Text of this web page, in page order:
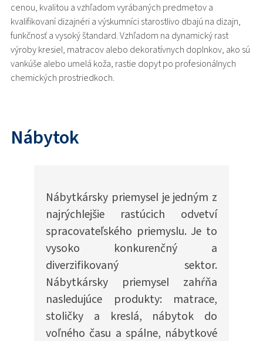
cenou, kvalitou a vzhľadom vyrábaných predmetov a
kvalifikovaní dizajnéri a výskumníci starostlivo dbajú na dizajn,
funkčnosť a vysoký štandard. Vzhľadom na dynamický rast
výroby kresiel, matracov alebo dekoratívnych doplnkov, ako sú
vankúše alebo umelá koža, rastie dopyt po profesionálnych
chemických prostriedkoch.
Nábytok
Nábytkársky priemysel je jedným z
najrýchlejšie rastúcich odvetví
spracovateľského priemyslu. Je to
vysoko konkurenčný a
diverzifikovaný sektor.
Nábytkársky priemysel zahŕňa
nasledujúce produkty: matrace,
stoličky a kreslá, nábytok do
voľného času a spálne, nábytkové